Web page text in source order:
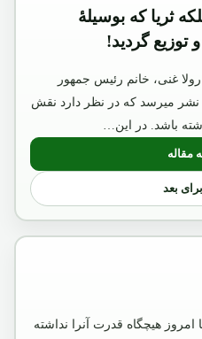
ثریا که بوسیلۀ
توزیع گردید!
رولا غنی، خانم رئیس جمهور
نشر میرسد که در نظر دارد نقش
باشد. در این…
مقاله
: عکس تقلبی و تبلیغاتی ملکه ثریا که
بعد
امروز هیچگاه قدرت آنرا نداشته